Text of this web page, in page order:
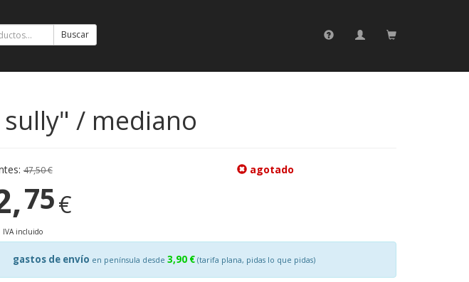
Buscar
/ mediano
47,50 €
75€
IVA incluido
agotado
gastos de envío en península desde 3,90 € (tarifa plana, pidas lo que pidas)